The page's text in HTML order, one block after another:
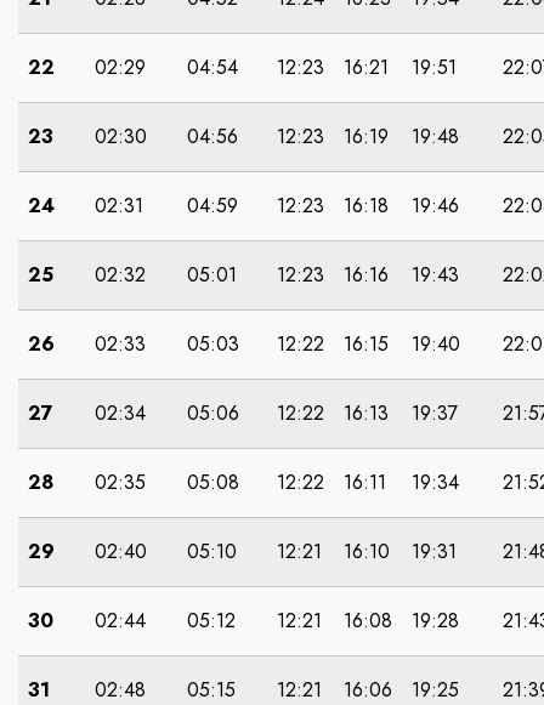
22 02:29 04:54 12:23 16:21 19:51
23 02:30 04:56 12:23 16:19 19:48
24 02:31 04:59 12:23 16:18 19:46
25 02:32 05:01 12:23 16:16 19:43
26 02:33 05:03 12:22 16:15 19:40
27 02:34 05:06 12:22 16:13 19:37
28 02:35 05:08 12:22 16:11 19:34
29 02:40 05:10 12:21 16:10 19:31
30 02:44 05:12 12:21 16:08 19:28
31 02:48 05:15 12:21 16:06 19:25